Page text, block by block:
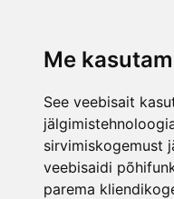
Me
See veebisait
sirvimiskogemust
veebisaidi
parema